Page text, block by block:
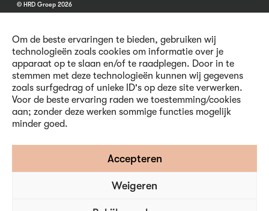
Om de beste ervaringen te bieden, gebruiken wij
technologieën zoals cookies om informatie over je
apparaat op te slaan en/of te raadplegen. Door in te
stemmen met deze technologieën kunnen wij gegevens
zoals surfgedrag of unieke ID's op deze site verwerken.
Voor de beste ervaring raden we toestemming/cookies
aan; zonder deze werken sommige functies mogelijk
minder goed.
Accepteren
Weigeren
© HRD Groep 2026
Algemene informatie
Contact
Voorwaarden
Privacy en Cookies
Volg ons
Inschrijven nieuwsbrief